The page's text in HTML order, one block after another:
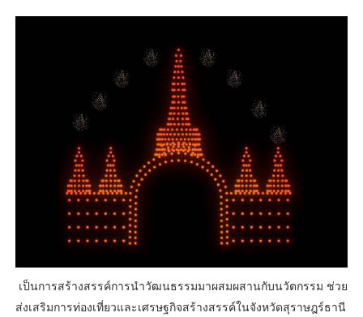
เป็นการสร้างสรรค์การนำวัฒนธรรมมาผสมผสานกับนวัตกรรม ช่วย
ส่งเสริมการท่องเที่ยวและเศรษฐกิจสร้างสรรค์ในจังหวัดสุราษฎร์ธานี